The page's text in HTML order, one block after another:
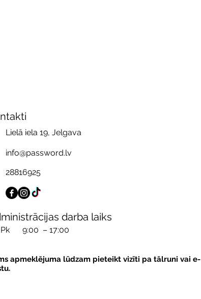
Lielā iela 19, Jelgava
info@password.lv
28816925
darba laiks
9:00 – 17:00
apmeklējuma lūdzam pieteikt vizīti pa tālruni vai e-